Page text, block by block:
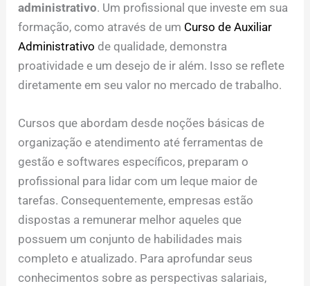
administrativo. Um profissional que investe em sua
formação, como através de um Curso de Auxiliar
Administrativo de qualidade, demonstra
proatividade e um desejo de ir além. Isso se reflete
diretamente em seu valor no mercado de trabalho.
Cursos que abordam desde noções básicas de
organização e atendimento até ferramentas de
gestão e softwares específicos, preparam o
profissional para lidar com um leque maior de
tarefas. Consequentemente, empresas estão
dispostas a remunerar melhor aqueles que
possuem um conjunto de habilidades mais
completo e atualizado. Para aprofundar seus
conhecimentos sobre as perspectivas salariais,